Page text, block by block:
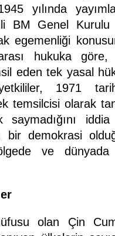
yılında
BM Genel Kurulu
egemenliği
hukuka
eden tek yasal
1971
temsilcisi olarak
saymadığını
bir demokrasi
ve dünyada
olan Çin